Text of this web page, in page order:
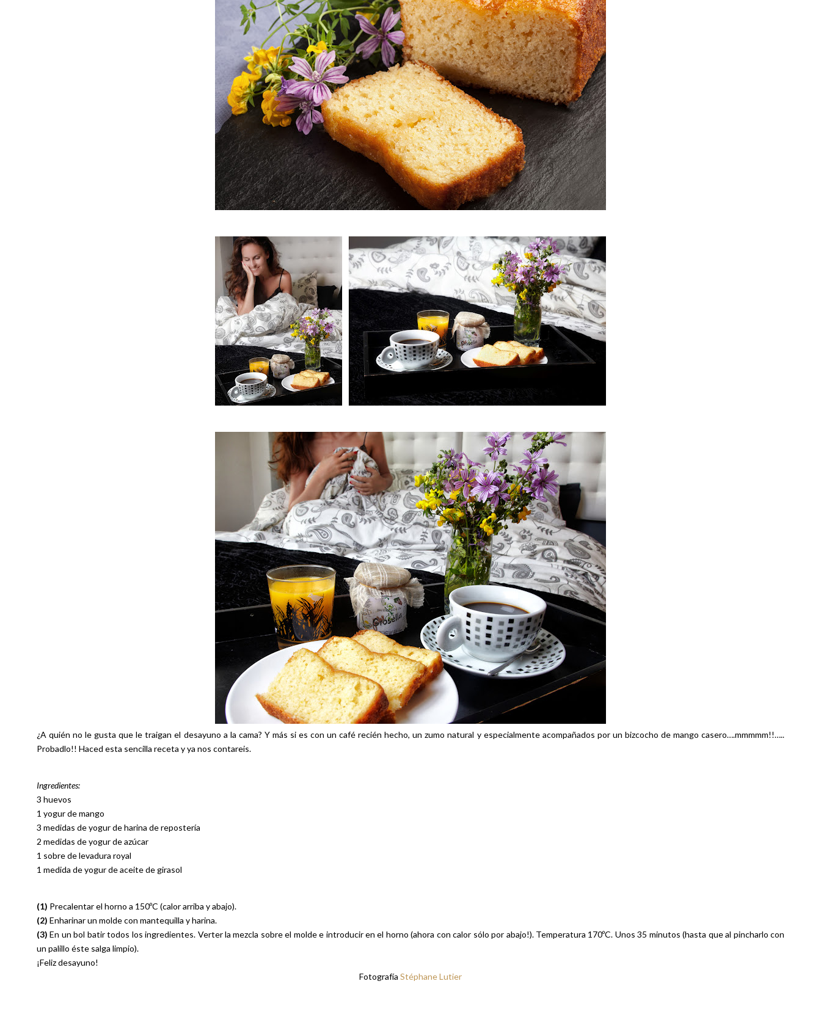
¿A quién no le gusta que le traigan el desayuno a la cama? Y más si es con un café recién hecho, un zumo natural y especialmente acompañados por un bizcocho de mango casero….mmmmm!!…..
Probadlo!! Haced esta sencilla receta y ya nos contareis.
Ingredientes:
3 huevos
1 yogur de mango
3 medidas de yogur de harina de repostería
2 medidas de yogur de azúcar
1 sobre de levadura royal
1 medida de yogur de aceite de girasol
(1) Precalentar el horno a 150ºC (calor arriba y abajo).
(2) Enharinar un molde con mantequilla y harina.
(3) En un bol batir todos los ingredientes. Verter la mezcla sobre el molde e introducir en el horno (ahora con calor sólo por abajo!). Temperatura 170ºC. Unos 35 minutos (hasta que al pincharlo con
un palillo éste salga limpio).
¡Feliz desayuno!
Fotografía Stéphane Lutier